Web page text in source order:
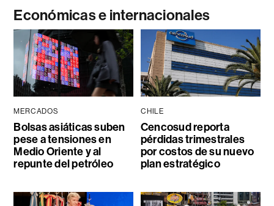
Económicas e internacionales
MERCADOS
Bolsas asiáticas suben
pese a tensiones en
Medio Oriente y al
repunte del petróleo
CHILE
Cencosud reporta
pérdidas trimestrales
por costos de su nuevo
plan estratégico